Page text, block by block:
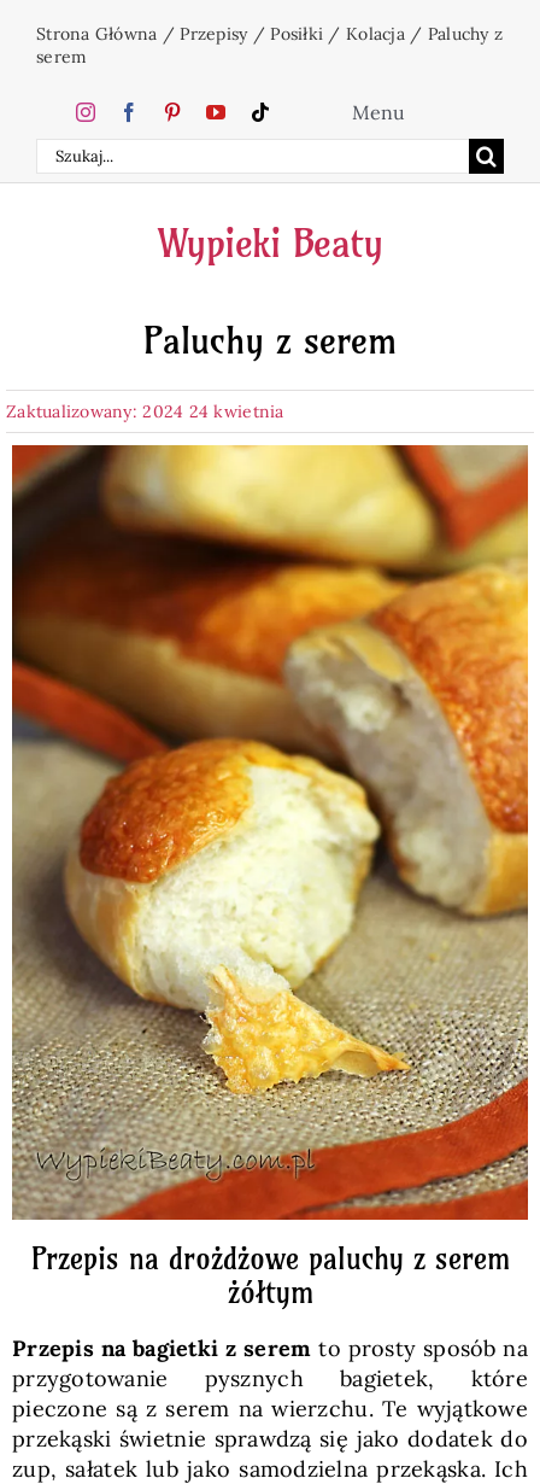
Strona Główna /Przepisy/Posiłki / Kolacja/ Paluchy z
serem
Szukaj
Menu
Home
Ciasta
Desery
Napoje
Pieczywo
Przetwory
Posiłki
Zdrowo i fit
Kuchnie świata
SKLEP
Polski
Wypieki Beaty
Paluchy z serem
Zaktualizowany: 2024 24 kwietnia
Przepis na drożdżowe paluchy z serem
żółtym
Przepis na bagietki z serem to prosty sposób na
przygotowanie pysznych bagietek, które
pieczone są z serem na wierzchu. Te wyjątkowe
przekąski świetnie sprawdzą się jako dodatek do
zup, sałatek lub jako samodzielna przekąska. Ich